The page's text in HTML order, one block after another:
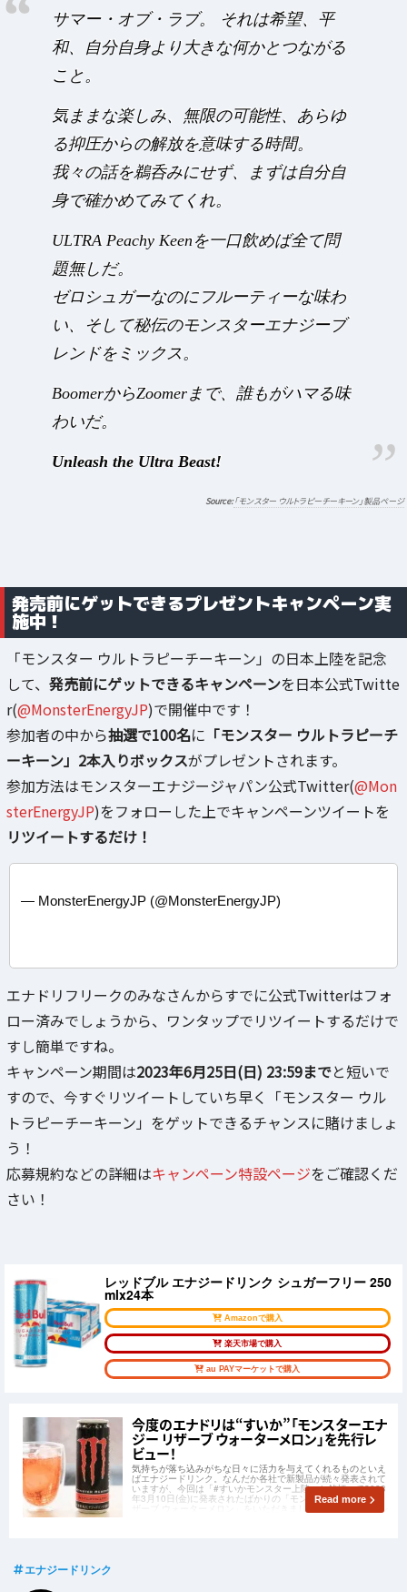
サマー・オブ・ラブ。 それは希望、平
和、自分自身より大きな何かとつながる
こと。
気ままな楽しみ、無限の可能性、あらゆ
る抑圧からの解放を意味する時間。
我々の話を鵜呑みにせず、まずは自分自
身で確かめてみてくれ。
ULTRA Peachy Keenを一口飲めば全て問
題無しだ。
ゼロシュガーなのにフルーティーな味わ
い、そして秘伝のモンスターエナジーブ
レンドをミックス。
BoomerからZoomerまで、誰もがハマる味
わいだ。
Unleash the Ultra Beast!
「モンスター ウルトラピーチーキーン」製品ページ
発売前にゲットできるプレゼントキャンペーン実
施中！
「モンスター ウルトラピーチーキーン」の日本上陸を記念
して、 発売前にゲットできるキャンペーンを日本公式Twitte
r(@MonsterEnergyJP)で開催中です！
参加者の中から抽選で100名に 「モンスター ウルトラピーチ
ーキーン」2本入りボックスがプレゼントされます。
参加方法はモンスターエナジージャパン公式Twitter(@Mon
sterEnergyJP)をフォローした上でキャンペーンツイートを
リツイートするだけ！
— MonsterEnergyJP (@MonsterEnergyJP)
エナドリフリークのみなさんからすでに公式Twitterはフォ
ロー済みでしょうから、ワンタップでリツイートするだけで
すし簡単ですね。
キャンペーン期間は2023年6月25日(日) 23:59までと短いで
すので、今すぐリツイートしていち早く「モンスター ウル
トラピーチーキーン」をゲットできるチャンスに賭けましょ
う！
応募規約などの詳細はキャンペーン特設ページをご確認くだ
さい！
レッドブル エナジードリンク シュガーフリー 250
mlx24本
Amazonで購入
楽天市場で購入
au PAYマーケットで購入
今度のエナドリは“すいか”「モンスターエナ
ジー リザーブ ウォーターメロン」を先行レ
ビュー！
気持ちが落ち込みがちな日々に活力を与えてくれるものといえ
ばエナジードリンク。なんだか各社で新製品が続々発表されて
いますが、今回は「#すいかモンスター上陸」と銘打って2023
年3月10日(金)に発表されたばかりの「モンスターエナジー リ
ザーブ ウォーターメロン」をいただきましたので、さっそくレ
Read more
エナジードリンク